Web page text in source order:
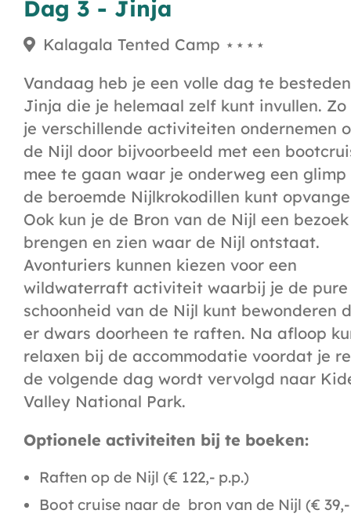
Dag 3 - Jinja
Kalagala Tented Camp ⋆⋆⋆⋆
Vandaag heb je een volle dag te
Jinja die je helemaal zelf kunt invullen. Zo
je verschillende activiteiten ondernemen
de Nijl door bijvoorbeeld met een
mee te gaan waar je onderweg een glimp
de beroemde Nijlkrokodillen kunt
Ook kun je de Bron van de Nijl een bezoek
brengen en zien waar de Nijl ontstaat.
Avonturiers kunnen kiezen voor een
wildwaterraft activiteit waarbij je de pure
schoonheid van de Nijl kunt bewonderen
er dwars doorheen te raften. Na afloop
relaxen bij de accommodatie voordat je
de volgende dag wordt vervolgd naar
Valley National Park.
Optionele activiteiten bij te boeken:
Raften op de Nijl (€ 122,- p.p.)
Boot cruise naar de bron van de Nijl (€